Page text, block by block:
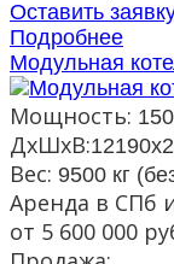
Оставить
Подробнее
Модульная
Мощность:
ДxШxВ:
Вес: 9500 кг
Аренда в СПб
от 5 600 000